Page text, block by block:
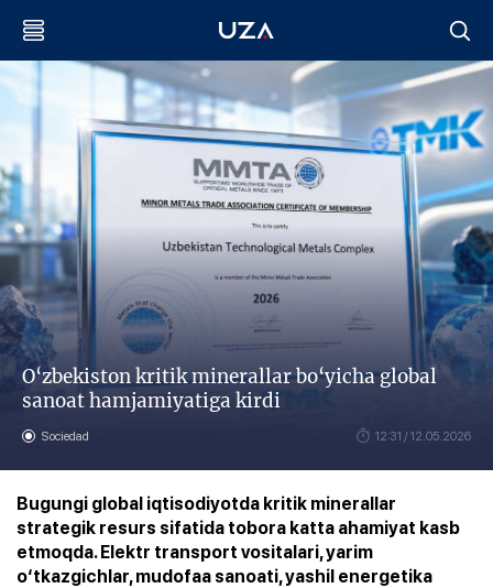
O‘zbekiston kritik minerallar bo‘yicha global
sanoat hamjamiyatiga kirdi
Sociedad 12:31 / 12.05.2026
Bugungi global iqtisodiyotda kritik minerallar
strategik resurs sifatida tobora katta ahamiyat kasb
etmoqda. Elektr transport vositalari, yarim
o‘tkazgichlar, mudofaa sanoati, yashil energetika